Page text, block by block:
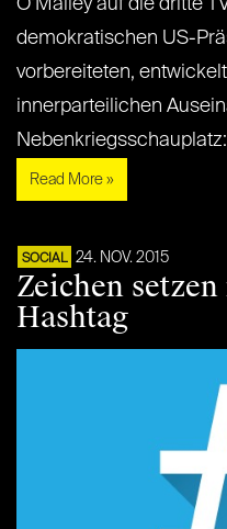
O‘Malley auf die dritte
demokratischen US-
vorbereiteten,
innerparteilichen
Read More »
SOCIAL 24. NOV. 2015
Zeichen
Hashtag